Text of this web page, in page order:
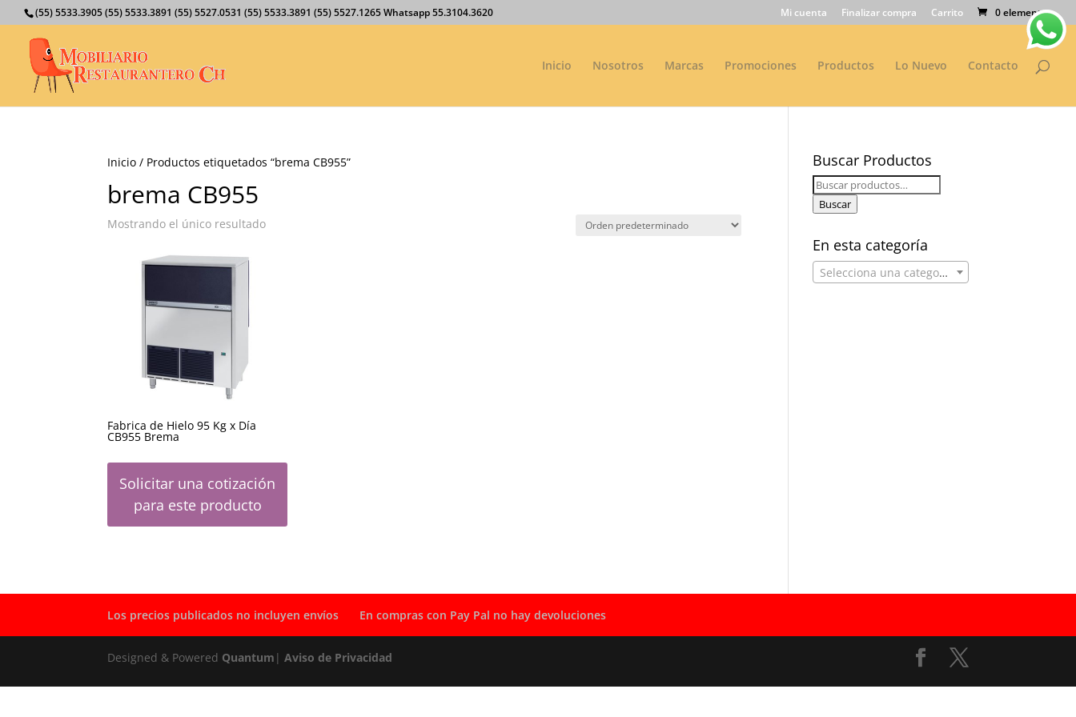
(55) 5533.3905 (55) 5533.3891 (55) 5527.0531 (55) 5533.3891 (55) 5527.1265 Whatsapp 55.3104.3620 Mi cuenta Finalizar compra Carrito 0 elementos
Inicio Nosotros Marcas Promociones Productos Lo Nuevo Contacto
Inicio / Productos etiquetados “brema CB955”
brema CB955
Mostrando el único resultado
Fabrica de Hielo 95 Kg x Día
CB955 Brema
Solicitar una cotización
para este producto
Buscar Productos
Buscar
por:
Buscar
En esta categoría
Selecciona una categoría
Los precios publicados no incluyen envíos En compras con Pay Pal no hay devoluciones
Designed & Powered Quantum |Aviso de Privacidad